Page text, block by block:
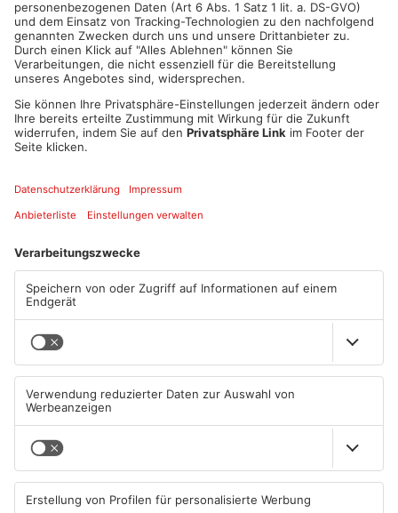
Artikel teilen
Mehr aus Main-
Kinzig-Kreis
TOPNEWS
Mann schießt in Neuberg mit
Schreckschusswaffe auf
Busfahrer
07.08.2026, 07:12 UHR IN MAIN-
Schwerer Unfall zwischen
Hanauer Kreuz
07.08.2026, 07:07 UHR IN MAIN-